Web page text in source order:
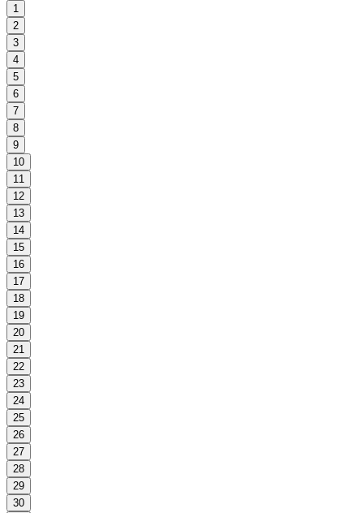
1
2
3
4
5
6
7
8
9
10
11
12
13
14
15
16
17
18
19
20
21
22
23
24
25
26
27
28
29
30